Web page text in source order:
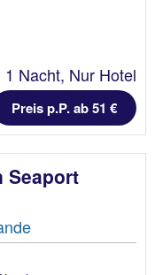
1 Nacht, Nur Hotel
Preis p.P. ab 51 €
Seaport